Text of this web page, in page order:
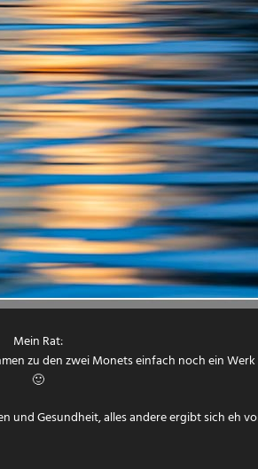
Mein Rat:
zu den zwei Monets einfach noch ein
🙂
und Gesundheit, alles andere ergibt sich eh